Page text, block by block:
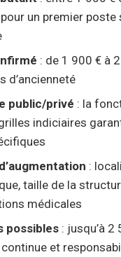
un premier poste
: de 1 900 € à
d’ancienneté
public/privé : la
indiciaires
:
taille de la
médicales
possibles : jusqu’à
et